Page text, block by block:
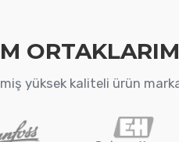
yüksek kaliteli ürün